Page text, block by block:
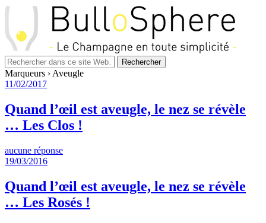
Marqueurs › Aveugle
11/02/2017
Quand l’œil est aveugle, le nez se révèle
… Les Clos !
aucune réponse
19/03/2016
Quand l’œil est aveugle, le nez se révèle
… Les Rosés !